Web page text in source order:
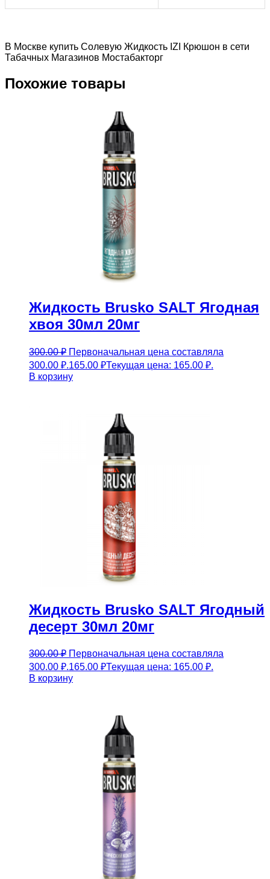
В Москве купить Солевую Жидкость IZI Крюшон в сети
Табачных Магазинов Мостабакторг
Похожие товары
Жидкость Brusko SALT Ягодная
хвоя 30мл 20мг
300.00₽ Первоначальная цена составляла
300.00 ₽.165.00 ₽Текущая цена: 165.00 ₽.
В корзину
Жидкость Brusko SALT Ягодный
десерт 30мл 20мг
300.00₽ Первоначальная цена составляла
300.00 ₽.165.00 ₽Текущая цена: 165.00 ₽.
В корзину